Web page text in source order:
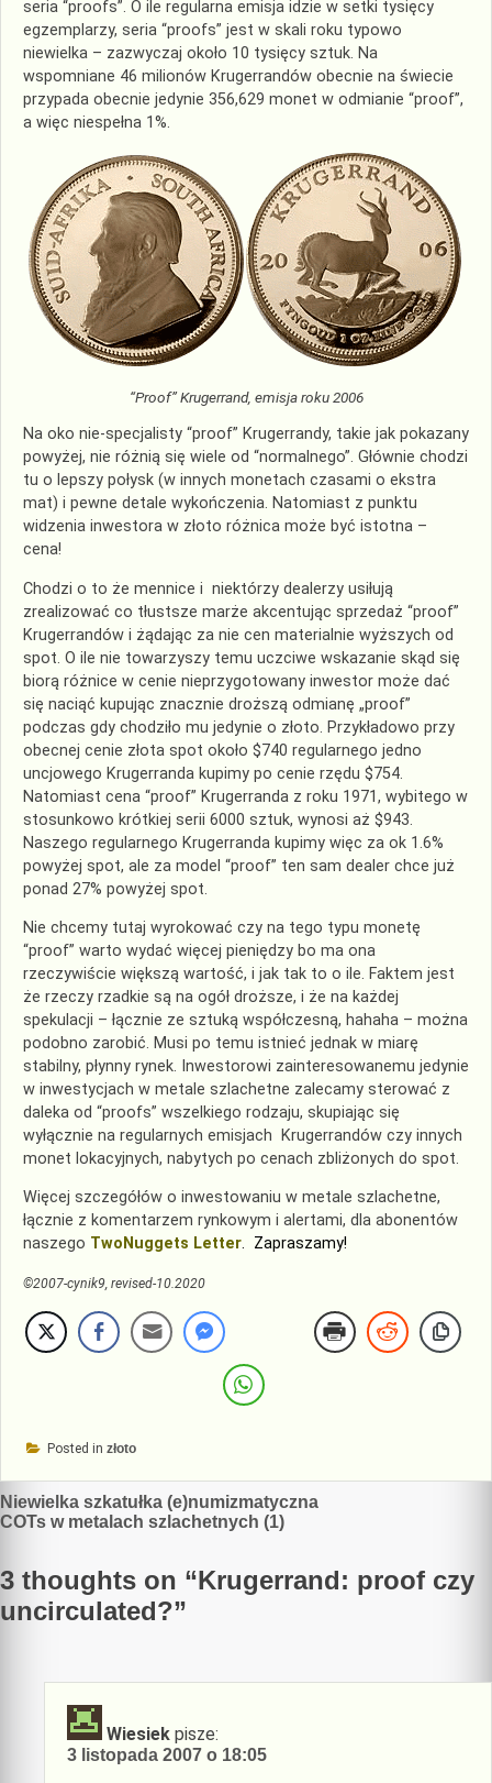
seria “proofs”. O ile regularna emisja idzie w setki tysięcy
egzemplarzy, seria “proofs” jest w skali roku typowo
niewielka – zazwyczaj około 10 tysięcy sztuk. Na
wspomniane 46 milionów Krugerrandów obecnie na świecie
przypada obecnie jedynie 356,629 monet w odmianie “proof”,
a więc niespełna 1%.
“Proof” Krugerrand, emisja roku 2006
Na oko nie-specjalisty “proof” Krugerrandy, takie jak pokazany
powyżej, nie różnią się wiele od “normalnego”. Głównie chodzi
tu o lepszy połysk (w innych monetach czasami o ekstra
mat) i pewne detale wykończenia. Natomiast z punktu
widzenia inwestora w złoto różnica może być istotna –
cena!
Chodzi o to że mennice i niektórzy dealerzy usiłują
zrealizować co tłustsze marże akcentując sprzedaż “proof”
Krugerrandów i żądając za nie cen materialnie wyższych od
spot. O ile nie towarzyszy temu uczciwe wskazanie skąd się
biorą różnice w cenie nieprzygotowany inwestor może dać
się naciąć kupując znacznie droższą odmianę „proof”
podczas gdy chodziło mu jedynie o złoto. Przykładowo przy
obecnej cenie złota spot około $740 regularnego jedno
uncjowego Krugerranda kupimy po cenie rzędu $754.
Natomiast cena “proof” Krugerranda z roku 1971, wybitego w
stosunkowo krótkiej serii 6000 sztuk, wynosi aż $943.
Naszego regularnego Krugerranda kupimy więc za ok 1.6%
powyżej spot, ale za model “proof” ten sam dealer chce już
ponad 27% powyżej spot.
Nie chcemy tutaj wyrokować czy na tego typu monetę
“proof” warto wydać więcej pieniędzy bo ma ona
rzeczywiście większą wartość, i jak tak to o ile. Faktem jest
że rzeczy rzadkie są na ogół droższe, i że na każdej
spekulacji – łącznie ze sztuką współczesną, hahaha – można
podobno zarobić. Musi po temu istnieć jednak w miarę
stabilny, płynny rynek. Inwestorowi zainteresowanemu jedynie
w inwestycjach w metale szlachetne zalecamy sterować z
daleka od “proofs” wszelkiego rodzaju, skupiając się
wyłącznie na regularnych emisjach Krugerrandów czy innych
monet lokacyjnych, nabytych po cenach zbliżonych do spot.
Więcej szczegółów o inwestowaniu w metale szlachetne,
łącznie z komentarzem rynkowym i alertami, dla abonentów
naszego TwoNuggets Letter. Zapraszamy!
©2007-cynik9, revised-10.2020
Posted in złoto
Nawigacja
wpisu
Niewielka szkatułka (e)numizmatyczna
COTs w metalach szlachetnych (1)
3 thoughts on “Krugerrand: proof czy
uncirculated?”
Wiesiek pisze:
3 listopada 2007 o 18:05